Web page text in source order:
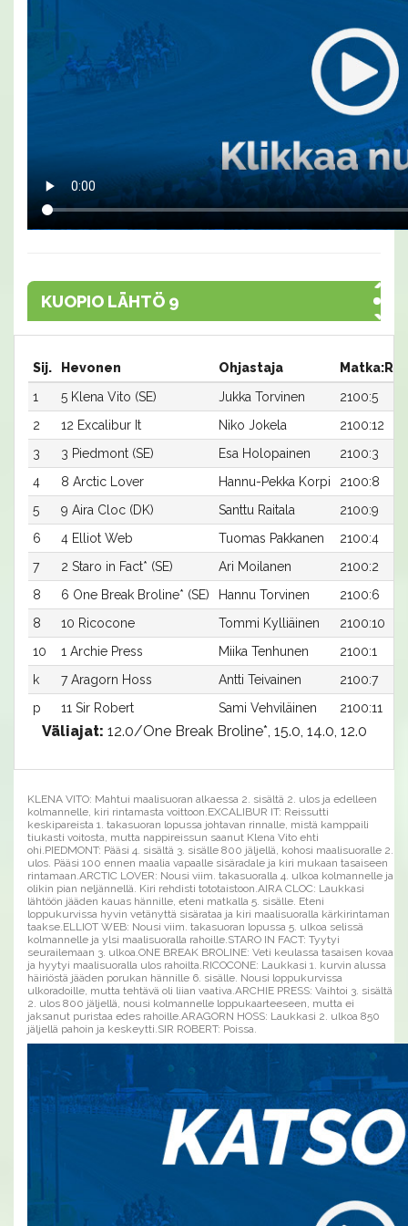
KUOPIO LÄHTÖ 9
Sij. Hevonen Ohjastaja
1
5 Klena Vito (SE) Jukka Torvinen
2100:5
2
12 Excalibur It Niko Jokela
2100:12
3
3 Piedmont (SE) Esa Holopainen
2100:3
4
8 Arctic Lover Hannu-Pekka Korpi
2100:8
5
9 Aira Cloc (DK) Santtu Raitala
2100:9
6
4 Elliot Web Tuomas Pakkanen
2100:4
7
2 Staro in Fact* (SE) Ari Moilanen
2100:2
8
6 One Break Broline* (SE) Hannu Torvinen
2100:6
8
10 Ricocone Tommi Kylliäinen
2100:10
10
1 Archie Press Miika Tenhunen
2100:1
k
7 Aragorn Hoss Antti Teivainen
2100:7
p
11 Sir Robert Sami Vehviläinen 2100:11
Väliajat: 12.0/One Break Broline*, 15.0, 14.0, 12.0
KLENA VITO: Mahtui maalisuoran alkaessa 2. sisältä 2. ulos ja edelleen
kolmannelle, kiri rintamasta voittoon.EXCALIBUR IT: Reissutti
keskipareista 1. takasuoran lopussa johtavan rinnalle, mistä kamppaili
tiukasti voitosta, mutta nappireissun saanut Klena Vito ehti
ohi.PIEDMONT: Pääsi 4. sisältä 3. sisälle 800 jäljellä, kohosi maalisuoralle 2.
ulos. Pääsi 100 ennen maalia vapaalle sisäradale ja kiri mukaan tasaiseen
rintamaan.ARCTIC LOVER: Nousi viim. takasuoralla 4. ulkoa kolmannelle ja
olikin pian neljännellä. Kiri rehdisti tototaistoon.AIRA CLOC: Laukkasi
lähtöön jääden kauas hännille, eteni matkalla 5. sisälle. Eteni
loppukurvissa hyvin vetänyttä sisärataa ja kiri maalisuoralla kärkirintaman
taakse.ELLIOT WEB: Nousi viim. takasuoran lopussa 5. ulkoa selissä
kolmannelle ja ylsi maalisuoralla rahoille.STARO IN FACT: Tyytyi
seurailemaan 3. ulkoa.ONE BREAK BROLINE: Veti keulassa tasaisen kovaa
ja hyytyi maalisuoralla ulos rahoilta.RICOCONE: Laukkasi 1. kurvin alussa
häiriöstä jääden porukan hännille 6. sisälle. Nousi loppukurvissa
ulkoradoille, mutta tehtävä oli liian vaativa.ARCHIE PRESS: Vaihtoi 3. sisältä
2. ulos 800 jäljellä, nousi kolmannelle loppukaarteeseen, mutta ei
jaksanut puristaa edes rahoille.ARAGORN HOSS: Laukkasi 2. ulkoa 850
jäljellä pahoin ja keskeytti.SIR ROBERT: Poissa.